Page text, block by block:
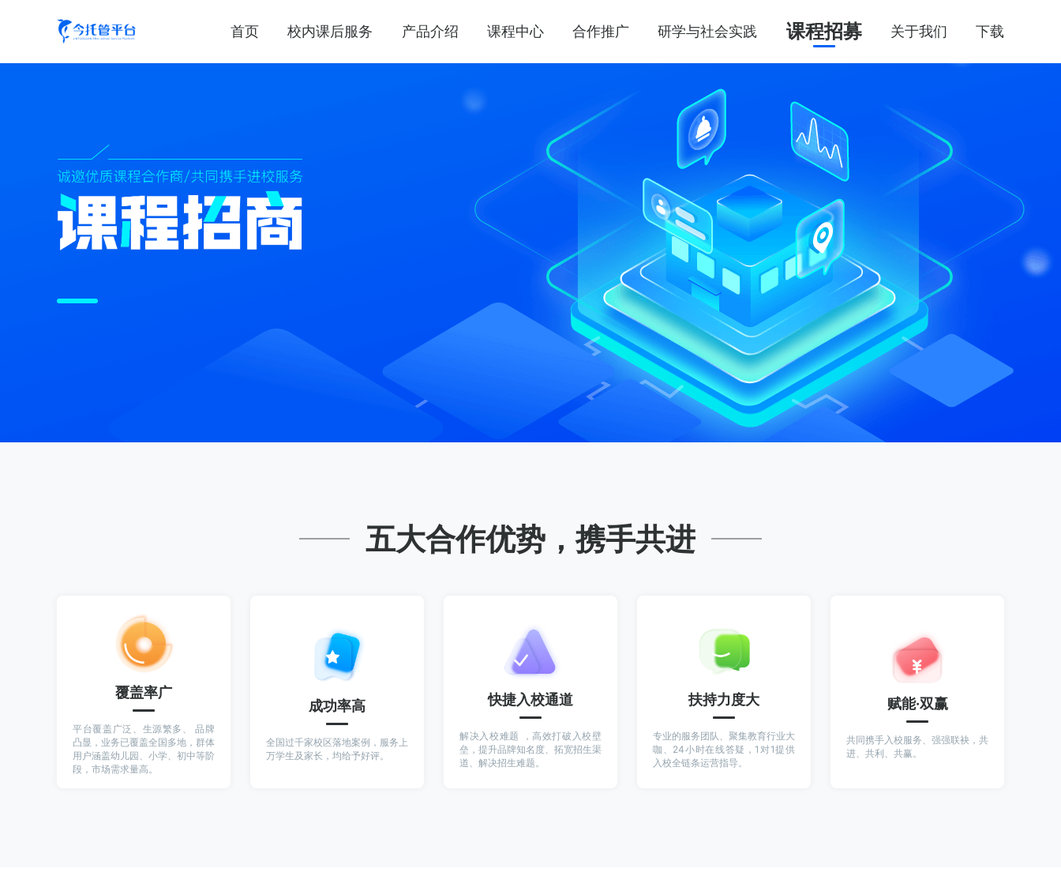
首页 校内课后服务 产品介绍 课程中心 合作推广 研学与社会实践 课程招募 关于我们 下载
五大合作优势，携手共进
覆盖率广
平台覆盖广泛、生源繁多、 品牌
凸显，业务已覆盖全国多地，群体
用户涵盖幼儿园、小学、初中等阶
段，市场需求量高。
成功率高
全国过千家校区落地案例，服务上
万学生及家长，均给予好评。
快捷入校通道
解决入校难题 ，高效打破入校壁
垒，提升品牌知名度、拓宽招生渠
道、解决招生难题。
扶持力度大
专业的服务团队、聚集教育行业大
咖、24小时在线答疑，1对1提供
入校全链条运营指导。
赋能·双赢
共同携手入校服务、强强联袂，共
进、共利、共赢。